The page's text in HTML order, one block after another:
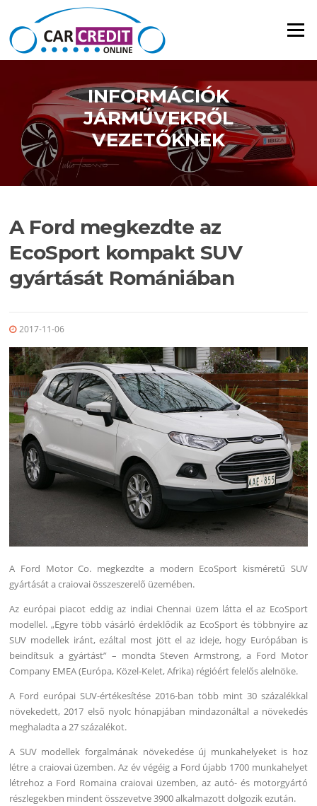
Ugrás a tartalomra
Menü
INFORMÁCIÓK
JÁRMŰVEKRŐL
VEZETŐKNEK
A Ford megkezdte az
EcoSport kompakt SUV
gyártását Romániában
2017-11-06
A Ford Motor Co. megkezdte a modern EcoSport kisméretű SUV
gyártását a craiovai összeszerelő üzemében.
Az európai piacot eddig az indiai Chennai üzem látta el az EcoSport
modellel. „Egyre több vásárló érdeklődik az EcoSport és többnyire az
SUV modellek iránt, ezáltal most jött el az ideje, hogy Európában is
beindítsuk a gyártást” – mondta Steven Armstrong, a Ford Motor
Company EMEA (Európa, Közel-Kelet, Afrika) régióért felelős alelnöke.
A Ford európai SUV-értékesítése 2016-ban több mint 30 százalékkal
növekedett, 2017 első nyolc hónapjában mindazonáltal a növekedés
meghaladta a 27 százalékot.
A SUV modellek forgalmának növekedése új munkahelyeket is hoz
létre a craiovai üzemben. Az év végéig a Ford újabb 1700 munkahelyet
létrehoz a Ford Romaina craiovai üzemben, az autó- és motorgyártó
részlegekben mindent összevetve 3900 alkalmazott dolgozik ezután.